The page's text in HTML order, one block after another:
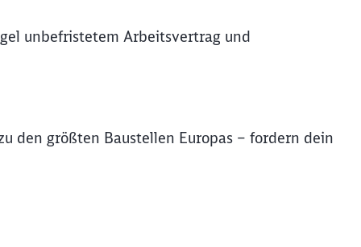
unbefristetem Arbeitsvertrag und
den größten Baustellen Europas – fordern dein